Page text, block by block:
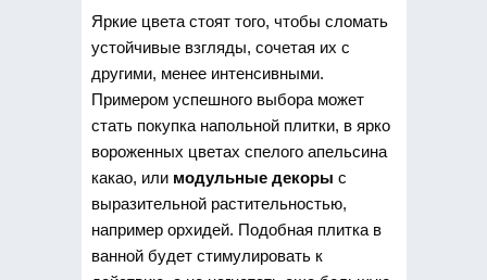
Яркие цвета стоят того, чтобы сломать
устойчивые взгляды, сочетая их с
другими, менее интенсивными.
Примером успешного выбора может
стать покупка напольной плитки, в ярко
вороженных цветах спелого апельсина
какао, или модульные декоры с
выразительной растительностью,
например орхидей. Подобная плитка в
ванной будет стимулировать к